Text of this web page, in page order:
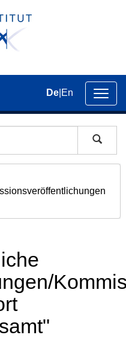
der
De En